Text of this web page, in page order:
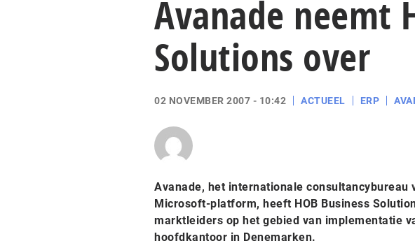
Avanade neemt
Solutions over
02 NOVEMBER 2007 - 10:42 ACTUEEL ERP
Avanade, het internationale
Microsoft-platform, heeft HOB Business
marktleiders op het gebied van implementatie
hoofdkantoor in Denemarken.